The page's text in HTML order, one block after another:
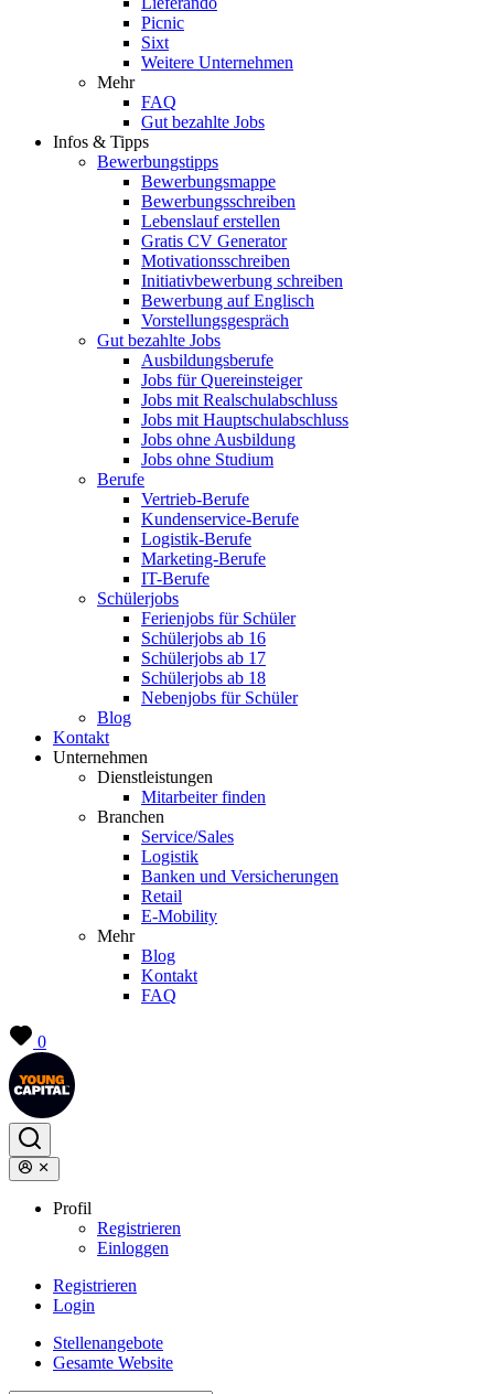
Picnic
Sixt
Weitere Unternehmen
Mehr
FAQ
Gut bezahlte Jobs
Infos & Tipps
Bewerbungstipps
Bewerbungsmappe
Bewerbungsschreiben
Lebenslauf erstellen
Gratis CV Generator
Motivationsschreiben
Initiativbewerbung schreiben
Bewerbung auf Englisch
Vorstellungsgespräch
Gut bezahlte Jobs
Ausbildungsberufe
Jobs für Quereinsteiger
Jobs mit Realschulabschluss
Jobs mit Hauptschulabschluss
Jobs ohne Ausbildung
Jobs ohne Studium
Berufe
Vertrieb-Berufe
Kundenservice-Berufe
Logistik-Berufe
Marketing-Berufe
IT-Berufe
Schülerjobs
Ferienjobs für Schüler
Schülerjobs ab 16
Schülerjobs ab 17
Schülerjobs ab 18
Nebenjobs für Schüler
Blog
Kontakt
Unternehmen
Dienstleistungen
Mitarbeiter finden
Branchen
Service/Sales
Logistik
Banken und Versicherungen
Retail
E-Mobility
Mehr
Blog
Kontakt
FAQ
0
Profil
Registrieren
Einloggen
Registrieren
Login
Stellenangebote
Gesamte Website